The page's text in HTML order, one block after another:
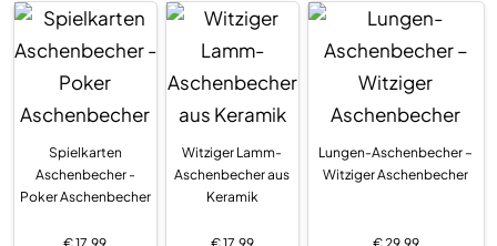
Spielkarten
Aschenbecher -
Poker Aschenbecher
Witziger Lamm-
Aschenbecher aus
Keramik
Lungen-Aschenbecher –
Witziger Aschenbecher